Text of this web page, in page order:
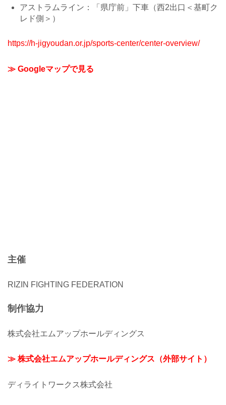
アストラムライン：「県庁前」下車（西2出口＜基町ク
レド側＞）
https://h-jigyoudan.or.jp/sports-center/center-overview/
≫ Googleマップで見る
主催
RIZIN FIGHTING FEDERATION
制作協力
株式会社エムアップホールディングス
≫ 株式会社エムアップホールディングス（外部サイト）
ディライトワークス株式会社